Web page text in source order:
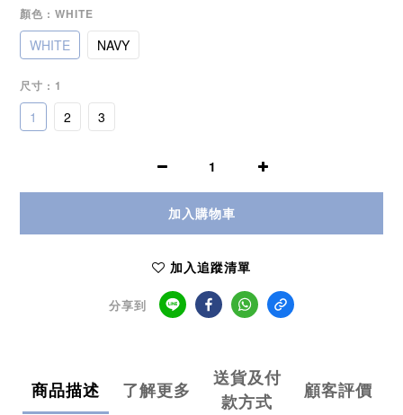
顏色 : WHITE
WHITE NAVY
尺寸 : 1
1 2 3
加入購物車
加入追蹤清單
分享到
商品描述 了解更多
送貨及付
款方式
顧客評價